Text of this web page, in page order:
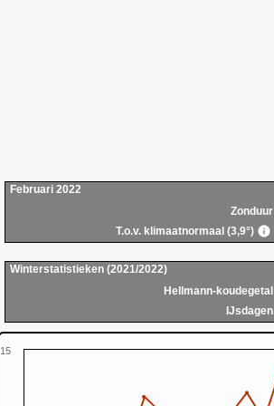
Februari 2022
Zonduur
T.o.v. klimaatnormaal (3,9°)
Winterstatistieken (2021/2022)
Hellmann-koudegetal
IJsdagen
15